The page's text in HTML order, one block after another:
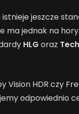
jeszcze
ma jednak na
HLG oraz
Vision HDR czy
odpowiednio